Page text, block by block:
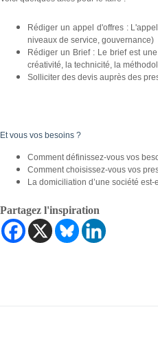
Rédiger un appel d'offres :
niveaux de service, gouvernance)
Rédiger un Brief : Le brief est
créativité, la technicité, la
Solliciter des devis auprès des
Et vous vos besoins ?
Comment définissez-vous vos
Comment choisissez-vous vos
La domiciliation d’une société
Partagez l'inspiration